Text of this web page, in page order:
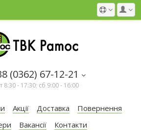
(0362) 67-12-21
8:30 - 17:30; сб 9:00 - 16:00
Акції Доставка
Повернення
Вакансії Контакти